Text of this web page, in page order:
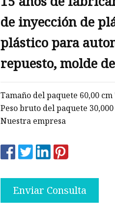
de inyección de
plástico para
repuesto, molde
Tamaño del paquete 60,00
Peso bruto del paquete
Nuestra empresa
Enviar Consulta